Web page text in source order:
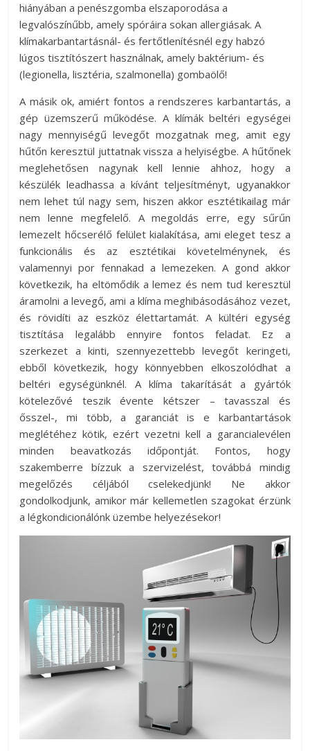
hiányában a penészgomba elszaporodása a
legvalószínűbb, amely spóráira sokan allergiásak. A
klímakarbantartásnál- és fertőtlenítésnél egy habzó
lúgos tisztítószert használnak, amely baktérium- és
(legionella, lisztéria, szalmonella) gombaölő!
A másik ok, amiért fontos a rendszeres karbantartás, a
gép üzemszerű működése. A klímák beltéri egységei
nagy mennyiségű levegőt mozgatnak meg, amit egy
hűtőn keresztül juttatnak vissza a helyiségbe. A hűtőnek
meglehetősen nagynak kell lennie ahhoz, hogy a
készülék leadhassa a kívánt teljesítményt, ugyanakkor
nem lehet túl nagy sem, hiszen akkor esztétikailag már
nem lenne megfelelő. A megoldás erre, egy sűrűn
lemezelt hőcserélő felület kialakítása, ami eleget tesz a
funkcionális és az esztétikai követelménynek, és
valamennyi por fennakad a lemezeken. A gond akkor
következik, ha eltömődik a lemez és nem tud keresztül
áramolni a levegő, ami a klíma meghibásodásához vezet,
és rövidíti az eszköz élettartamát. A kültéri egység
tisztítása legalább ennyire fontos feladat. Ez a
szerkezet a kinti, szennyezettebb levegőt keringeti,
ebből következik, hogy könnyebben elkoszolódhat a
beltéri egységünknél. A klíma takarítását a gyártók
kötelezővé teszik évente kétszer – tavasszal és
ősszel-, mi több, a garanciát is e karbantartások
meglétéhez kötik, ezért vezetni kell a garancialevélen
minden beavatkozás időpontját. Fontos, hogy
szakemberre bízzuk a szervizelést, továbbá mindig
megelőzés céljából cselekedjünk! Ne akkor
gondolkodjunk, amikor már kellemetlen szagokat érzünk
a légkondicionálónk üzembe helyezésekor!